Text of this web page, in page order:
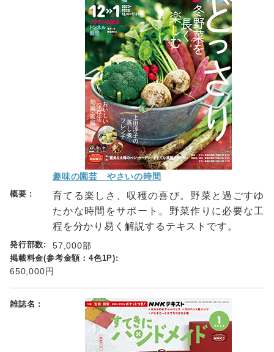
趣味の園芸 やさいの時間
育てる楽しさ、収穫の喜び。野菜と過ごすゆ
たかな時間をサポート。野菜作りに必要な工
程を分かり易く解説するテキストです。
57,000部
650,000円